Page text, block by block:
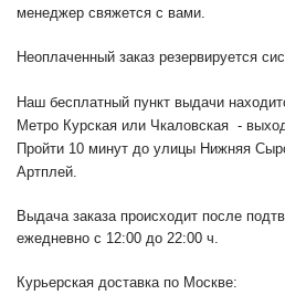
менеджер свяжется с вами.
Неоплаченный заказ резервируется
Наш бесплатный пункт выдачи
Метро Курская или Чкаловская -
Пройти 10 минут до улицы Нижняя
Артплей.
Выдача заказа происходит после
ежедневно с 12:00 до 22:00 ч.
Курьерская доставка по Москве: